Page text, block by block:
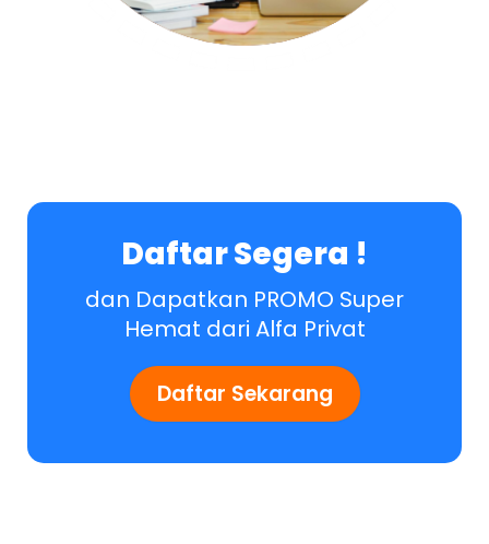
Daftar Segera !
dan Dapatkan PROMO Super
Hemat dari Alfa Privat
Daftar Sekarang